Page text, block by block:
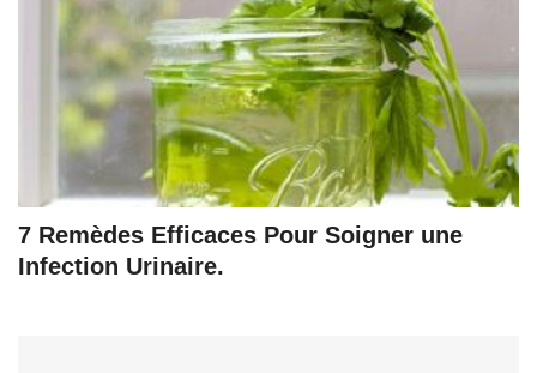
7 Remèdes Efficaces Pour Soigner une
Infection Urinaire.